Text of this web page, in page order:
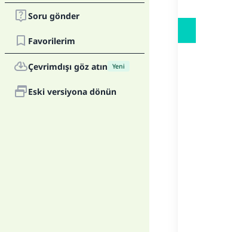
Soru gönder
Favorilerim
Çevrimdışı göz atın Yeni
Eski versiyona dönün
Cevap
Allah'a
Şer’i bir
Ancak
Her kim
olur.
sonra
yemek
daha
Daha